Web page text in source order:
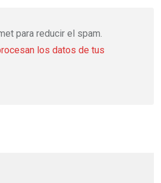
para reducir el spam.
los datos de tus